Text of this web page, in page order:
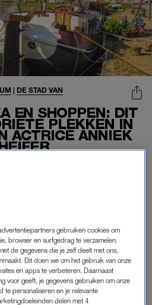
EN SHOPPEN: DIT
PLEKKEN IN
ACTRICE ANNIEK
| DE STAD VAN
MET
toegang tot alle
gebruiken cookies om
browser en surfgedrag te verzamelen.
de gegevens die je zelf deelt met ons,
Dit doen we om het gebruik van onze
en apps te verbeteren. Daarnaast
voor geeft, je gegevens gebruiken om onze
te personaliseren en je relevante
delen met 4